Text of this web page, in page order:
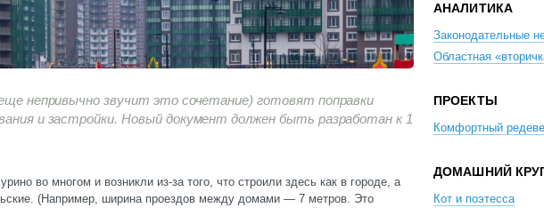
непривычно звучит это сочетание) готовят поправки
и застройки. Новый документ должен быть разработан к 1
во многом и возникли из-за того, что строили здесь как в городе, а
(Например, ширина проездов между домами — 7 метров. Это
АНАЛИТИКА
Законодательные
Областная
ПРОЕКТЫ
Комфортный
ДОМАШНИЙ
Кот и поэтесса